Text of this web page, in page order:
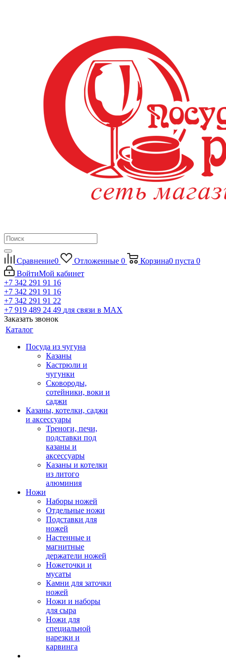
Сравнение0 Отложенные 0 Корзина0 пуста 0
ВойтиМой кабинет
+7 342 291 91 16
+7 342 291 91 16
+7 342 291 91 22
+7 919 489 24 49 для связи в МАХ
Заказать звонок
Каталог
Посуда из чугуна
Казаны
Кастрюли и
чугунки
Сковороды,
сотейники, воки и
саджи
Казаны, котелки, саджи
и аксессуары
Треноги, печи,
подставки под
казаны и
аксессуары
Казаны и котелки
из литого
алюминия
Ножи
Наборы ножей
Отдельные ножи
Подставки для
ножей
Настенные и
магнитные
держатели ножей
Ножеточки и
мусаты
Камни для заточки
ножей
Ножи и наборы
для сыра
Ножи для
специальной
нарезки и
карвинга